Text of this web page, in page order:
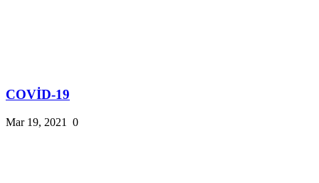
COVİD-19
Mar 19, 2021 0